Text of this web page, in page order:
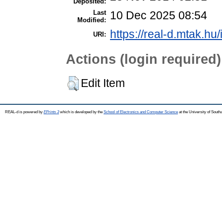
Last
Modified:
10 Dec 2025 08:54
URI: https://real-
Actions (login required)
Edit Item
REAL-d is powered by EPrints 3which is developed by the School of Electronics and Computer Science at the University of